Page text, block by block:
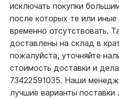
исключать покупки
после которых те или иные
временно отсутствовать.
доставлены на склад в
пожалуйста, уточняйте
стоимость доставки и
73422591035. Наши
лучшие варианты поставки